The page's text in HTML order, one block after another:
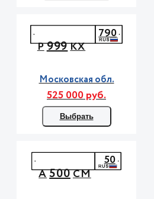
Р999КХ
790
Московская обл.
525 000 руб.
Выбрать
А500СМ
50